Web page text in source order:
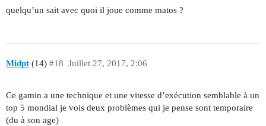
quelqu’un sait avec quoi il joue comme matos ?
Midpt (14) Juillet 27, 2017, 2:06
#18
Ce gamin a une technique et une vitesse d’exécution semblable à un
top 5 mondial je vois deux problèmes qui je pense sont temporaire
(du à son age)